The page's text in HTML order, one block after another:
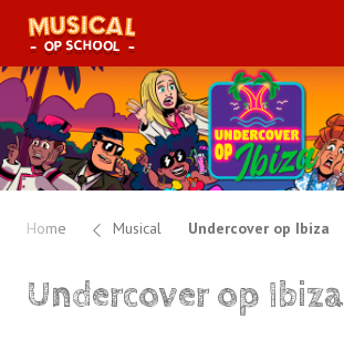
Home Musical Undercover op Ibiza
Undercover op Ibiza